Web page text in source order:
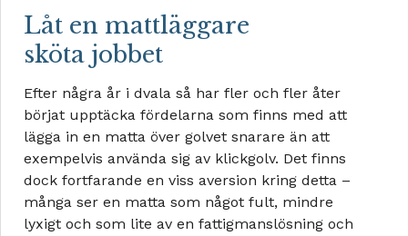
Låt en mattläggare
sköta jobbet
Efter några år i dvala så har fler och fler åter
börjat upptäcka fördelarna som finns med att
lägga in en matta över golvet snarare än att
exempelvis använda sig av klickgolv. Det finns
dock fortfarande en viss aversion kring detta –
många ser en matta som något fult, mindre
lyxigt och som lite av en fattigmanslösning och